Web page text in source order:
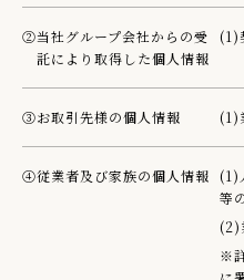
②当社グループ会社からの受
託により取得した個人情報
(1)
③お取引先様の個人情報 (1)
④従業者及び家族の個人情報
(1)
等
(2)
※